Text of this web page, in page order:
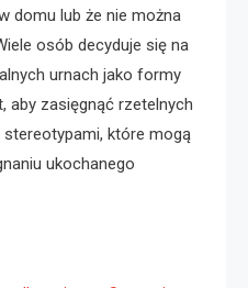
domu lub że nie można
osób decyduje się na
urnach jako formy
aby zasięgnąć rzetelnych
które mogą
ukochanego